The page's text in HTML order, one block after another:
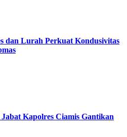
dan Lurah Perkuat Kondusivitas
Kapolres Ciamis Gantikan